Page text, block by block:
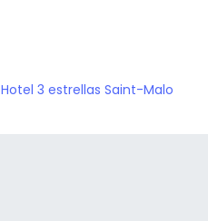
Hotel 3 estrellas Saint-Malo